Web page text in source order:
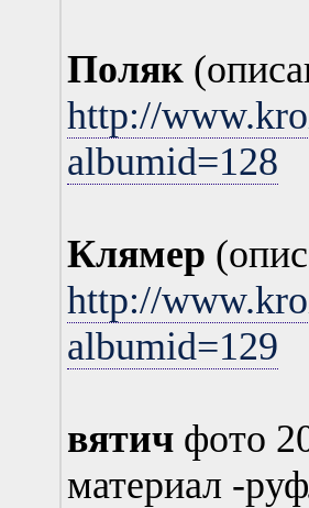
Поляк
http://
albumid=128
Клямер
http://
albumid=129
вятичфото
материал -